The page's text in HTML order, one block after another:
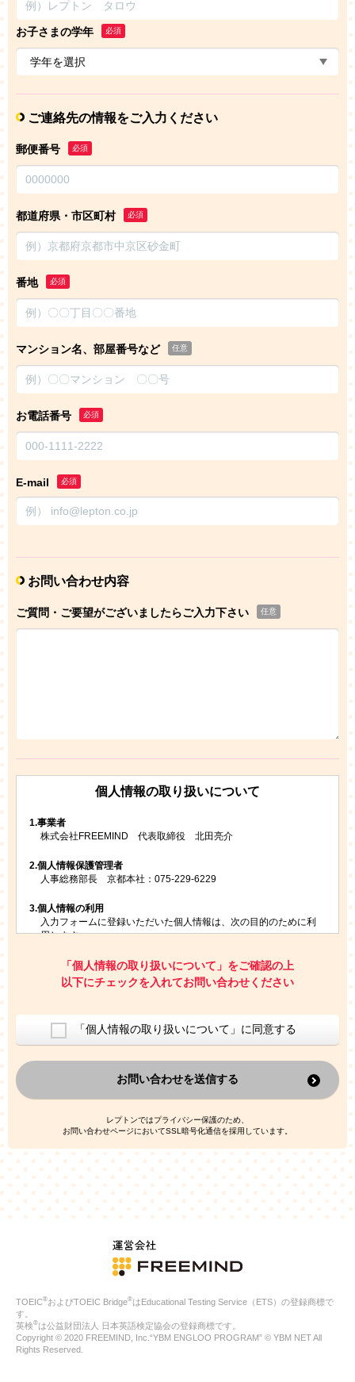
お子さまの学年 必須
ご連絡先の情報をご入力ください
郵便番号 必須
都道府県・市区町村 必須
番地 必須
マンション名、部屋番号など 任意
お電話番号 必須
E-mail 必須
お問い合わせ内容
ご質問・ご要望がございましたらご入力下さい 任意
個人情報の取り扱いについて
1.事業者
株式会社FREEMIND 代表取締役 北田亮介
2.個人情報保護管理者
人事総務部長 京都本社：075-229-6229
3.個人情報の利用
入力フォームに登録いただいた個人情報は、次の目的のために利
用します。
お問い合わせにお答えするため
レプトンのキャンペーンや新商品（新サービス）、新規開講教
室等をご案内するため
ご利用者の個人情報を、本人が特定されないデータに不可逆変
換した上で、広告・宣伝・販売促進活動に役立てること
上記の利用目的のために第三者へ提供すること
なお、この利用目的を超えた個人情報の取扱いは行いません。ま
た、これ以外の目的で個人情報を利用することはありません。
人情報を、本人が特定されないデータに不可逆変換した上で第三
者広告配信事業者においてマッチングを行い、その結果に基づい
て広告を配信することがあります。第三者広告配信事業者が、こ
れらの情報を広告配信以外の目的で利用することはありません。
4.
個人情報の第三者への提供
当社は、次の場合を除き、ご本人の同意なしに個人情報を第三者
に提供することはありません。
ご本人の同意がある場合
法令に基づく場合
人の生命、身体または財産の保護のために必要がある場合であ
公衆衛生の向上または児童の健全な育成の推進のために特に必
合
特定した利用目的の達成に必要な範囲内において、個人情報の
「個人情報の取り扱いについて」をご確認の上
以下にチェックを入れてお問い合わせください
「個人情報の取り扱いについて」に同意する
お問い合わせを送信する
レプトンではプライバシー保護のため、
お問い合わせページにおいてSSL暗号化通信を採用しています。
TOEIC®およびTOEIC Bridge®はEducational Testing Service（ETS）の登録商標で
す。
英検®は公益財団法人 日本英語検定協会の登録商標です。
Copyright © 2020 FREEMIND, Inc.“YBM ENGLOO PROGRAM” © YBM NET All
Rights Reserved.